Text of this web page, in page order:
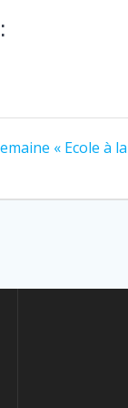
« Ecole à la